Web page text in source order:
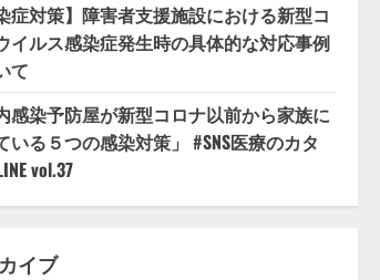
症対策】障害者支援施設における新型コ
イルス感染症発生時の具体的な対応事例
て
感染予防屋が新型コロナ以前から家族に
いる５つの感染対策」 #SNS医療のカタ
vol.37
イブ